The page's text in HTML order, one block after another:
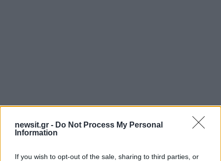
newsit.gr - Do Not Process My Personal
Information
If you wish to opt-out of the sale, sharing to third parties, or
Αν τα χάσατε